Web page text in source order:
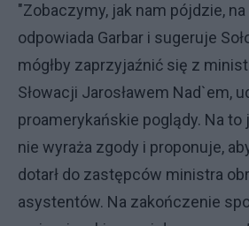
"Zobaczymy, jak nam pójdzie,
odpowiada Garbar i sugeruje
mógłby zaprzyjaźnić się z
Słowacji Jarosławem Nad`em,
proamerykańskie poglądy. Na to
nie wyraża zgody i proponuje,
dotarł do zastępców ministra
asystentów. Na zakończenie